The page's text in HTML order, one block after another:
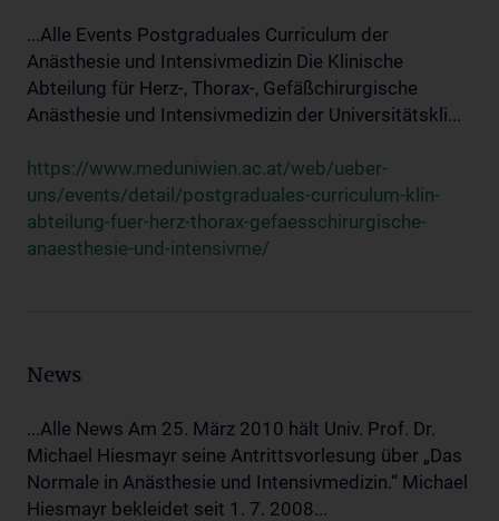
...Alle Events Postgraduales Curriculum der
Anästhesie und Intensivmedizin Die Klinische
Abteilung für Herz-, Thorax-, Gefäßchirurgische
Anästhesie und Intensivmedizin der Universitätskli...
https://www.meduniwien.ac.at/web/ueber-
uns/events/detail/postgraduales-curriculum-klin-
abteilung-fuer-herz-thorax-gefaesschirurgische-
anaesthesie-und-intensivme/
News
...Alle News Am 25. März 2010 hält Univ. Prof. Dr.
Michael Hiesmayr seine Antrittsvorlesung über „Das
Normale in Anästhesie und Intensivmedizin.“ Michael
Hiesmayr bekleidet seit 1. 7. 2008...